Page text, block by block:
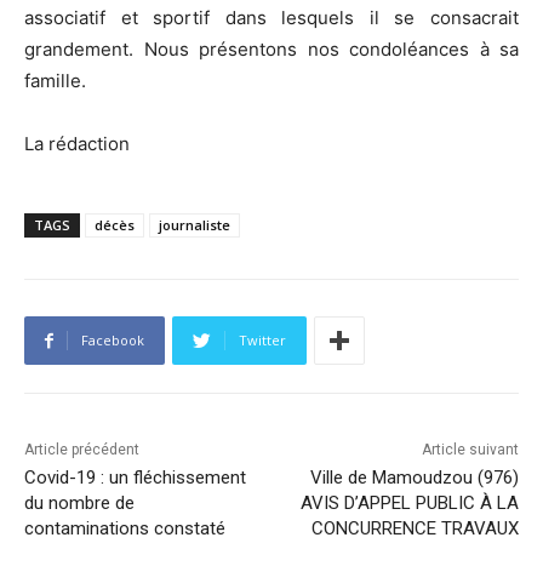
associatif et sportif dans lesquels il se consacrait
grandement. Nous présentons nos condoléances à sa
famille.
La rédaction
TAGS décès journaliste
Facebook Twitter
Article précédent
Covid-19 : un fléchissement
du nombre de
contaminations constaté
Article suivant
Ville de Mamoudzou (976)
AVIS D’APPEL PUBLIC À LA
CONCURRENCE TRAVAUX